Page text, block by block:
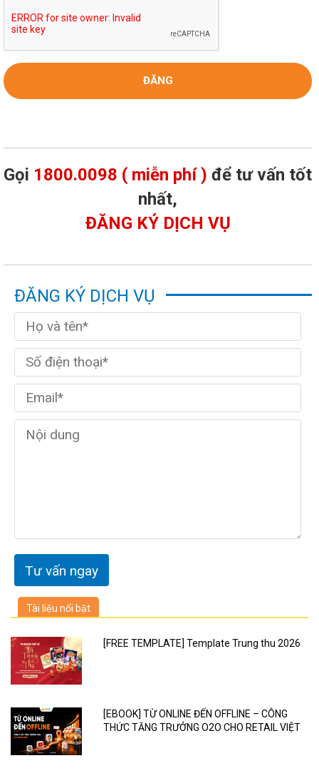
Gọi 1800.0098 ( miễn phí ) để tư vấn tốt
nhất,
ĐĂNG KÝ DỊCH VỤ
ĐĂNG KÝ DỊCH VỤ
Tài liệu nổi bật
[FREE TEMPLATE] Template Trung thu 2026
[EBOOK] TỪ ONLINE ĐẾN OFFLINE – CÔNG
THỨC TĂNG TRƯỞNG O2O CHO RETAIL VIỆT